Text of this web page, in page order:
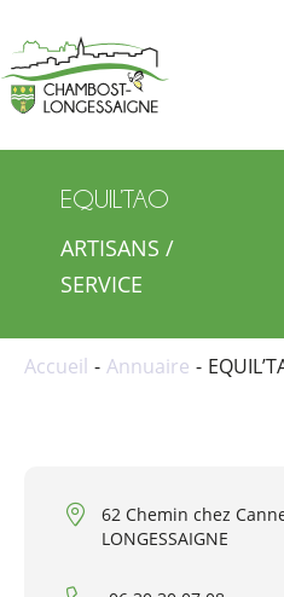
EQUIL’TAO
ARTISANS /
SERVICE
Accueil Annuaire
62 Chemin chez
LONGESSAIGNE
Vie
Vie culturelle